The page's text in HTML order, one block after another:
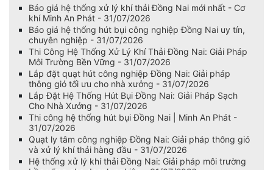
Báo giá hệ thống xử lý khí thải Đồng Nai mới nhất - Cơ
khí Minh An Phát - 31/07/2026
Báo giá hệ thống hút bụi công nghiệp Đồng Nai uy tín,
chuyên nghiệp - 31/07/2026
Thi Công Hệ Thống Xử Lý Khí Thải Đồng Nai: Giải Pháp
Môi Trường Bền Vững - 31/07/2026
Lắp đặt quạt hút công nghiệp Đồng Nai: Giải pháp
thông gió tối ưu cho nhà xưởng - 31/07/2026
Lắp Đặt Hệ Thống Hút Bụi Đồng Nai: Giải Pháp Sạch
Cho Nhà Xưởng - 31/07/2026
Thi công hệ thống hút bụi Đồng Nai | Minh An Phát -
31/07/2026
Quạt ly tâm công nghiệp Đồng Nai: Giải pháp thông gió
và xử lý khí thải hàng đầu - 31/07/2026
Hệ thống xử lý khí thải Đồng Nai: Giải pháp môi trường